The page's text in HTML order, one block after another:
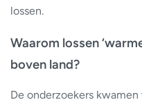
lossen.
Waarom lossen
boven land?
De onderzoekers